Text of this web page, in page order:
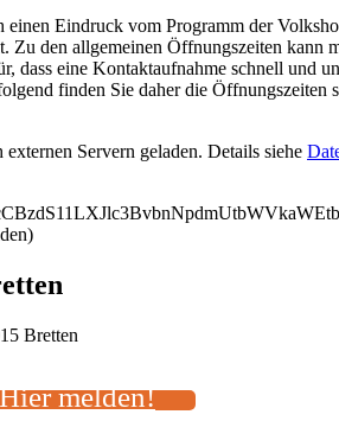
einen Eindruck vom Programm der
Zu den allgemeinen Öffnungszeiten kann
dass eine Kontaktaufnahme schnell und
finden Sie daher die
Servern geladen. Details siehe
Bretten
melden!